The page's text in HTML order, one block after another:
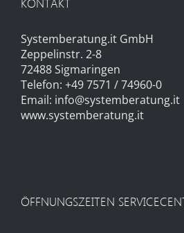
Systemberatung.it GmbH
Zeppelinstr. 2-8
72488 Sigmaringen
Telefon: +49 7571 / 74960-0
Email: info@systemberatung.it
www.systemberatung.it
ÖFFNUNGSZEITEN